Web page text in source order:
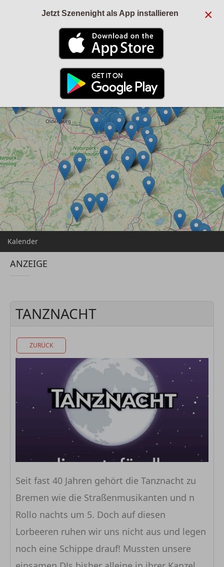
Kalender
ANZEIGE
TANZNACHT
ZURÜCK
Seit fast 40 Jahren gehört die Tanznacht zu
Bremen wie die Straßenmusikanten und n
Rollo nachts um 5. Doch auf diesen
Lorbeeren ruhen wir uns nicht aus und legen
noch eine Schippe drauf! Mussten unsere
×
Jetzt Szenenight als App installieren